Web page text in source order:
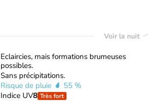
Voir la nuit
Eclaircies, mais formations brumeuses
possibles.
Sans précipitations.
Risque de pluie
55 %
Indice UV8 Très fort